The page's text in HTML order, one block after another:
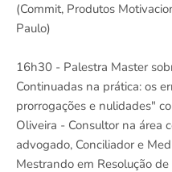
(Commit, Produtos
Paulo)
16h30 - Palestra Master
Continuadas na prática: os
prorrogações e nulidades"
Oliveira - Consultor na área
advogado, Conciliador e
Mestrando em Resolução